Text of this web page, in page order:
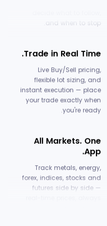
and when to stop.
Trade in Real Time.
Live Buy/Sell pricing,
flexible lot sizing, and
instant execution — place
your trade exactly when
you're ready.
All Markets. One
App.
Track metals, energy,
forex, indices, stocks and
futures side by side —